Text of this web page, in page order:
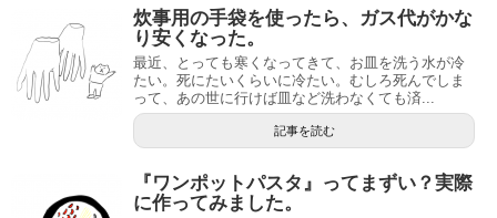
炊事用の手袋を使ったら、ガス代がかな
り安くなった。
最近、とっても寒くなってきて、お皿を洗う水が冷
たい。死にたいくらいに冷たい。むしろ死んでしま
って、あの世に行けば皿など洗わなくても済...
記事を読む
『ワンポットパスタ』ってまずい？実際
に作ってみました。